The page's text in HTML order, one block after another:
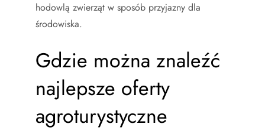
hodowlą zwierząt w sposób przyjazny dla
środowiska.
Gdzie można znaleźć
najlepsze oferty
agroturystyczne